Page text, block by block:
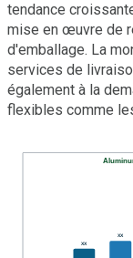
tendance
mise en œuvre de
d'emballage. La
services de
également à la
flexibles comme